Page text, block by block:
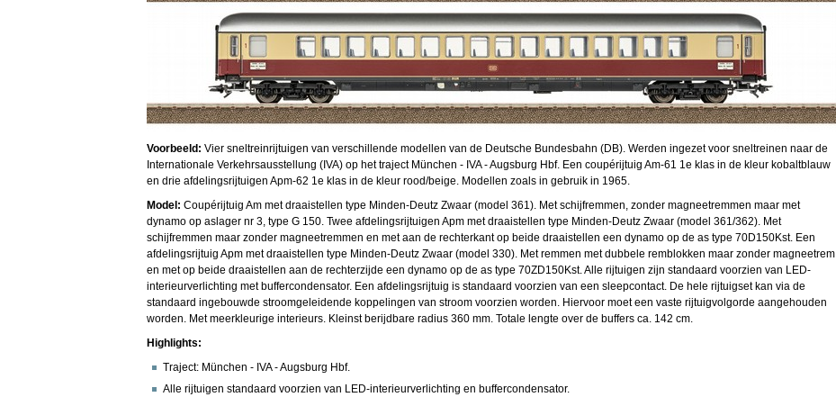
Voorbeeld: Vier sneltreinrijtuigen van verschillende modellen van de Deutsche Bundesbahn (DB). Werden ingezet voor sneltreinen naar de
Internationale Verkehrsausstellung (IVA) op het traject München - IVA - Augsburg Hbf. Een coupérijtuig Am-61 1e klas in de kleur kobaltblauw
en drie afdelingsrijtuigen Apm-62 1e klas in de kleur rood/beige. Modellen zoals in gebruik in 1965.
Model: Coupérijtuig Am met draaistellen type Minden-Deutz Zwaar (model 361). Met schijfremmen, zonder magneetremmen maar met
dynamo op aslager nr 3, type G 150. Twee afdelingsrijtuigen Apm met draaistellen type Minden-Deutz Zwaar (model 361/362). Met
schijfremmen maar zonder magneetremmen en met aan de rechterkant op beide draaistellen een dynamo op de as type 70D150Kst. Een
afdelingsrijtuig Apm met draaistellen type Minden-Deutz Zwaar (model 330). Met remmen met dubbele remblokken maar zonder magneetrem
en met op beide draaistellen aan de rechterzijde een dynamo op de as type 70ZD150Kst. Alle rijtuigen zijn standaard voorzien van LED-
interieurverlichting met buffercondensator. Een afdelingsrijtuig is standaard voorzien van een sleepcontact. De hele rijtuigset kan via de
standaard ingebouwde stroomgeleidende koppelingen van stroom voorzien worden. Hiervoor moet een vaste rijtuigvolgorde aangehouden
worden. Met meerkleurige interieurs. Kleinst berijdbare radius 360 mm. Totale lengte over de buffers ca. 142 cm.
Highlights:
Traject: München - IVA - Augsburg Hbf.
Alle rijtuigen standaard voorzien van LED-interieurverlichting en buffercondensator.